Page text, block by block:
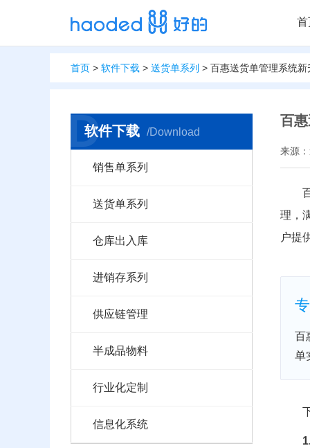
首
首页 > 软件下载 > 送货单系列 > 百惠送货单管理系统
软件下载 /Download
D
销售单系列
送货单系列
仓库出入库
进销存系列
供应链管理
半成品物料
行业化定制
信息化系统
百
来源
理，
户提
百
单